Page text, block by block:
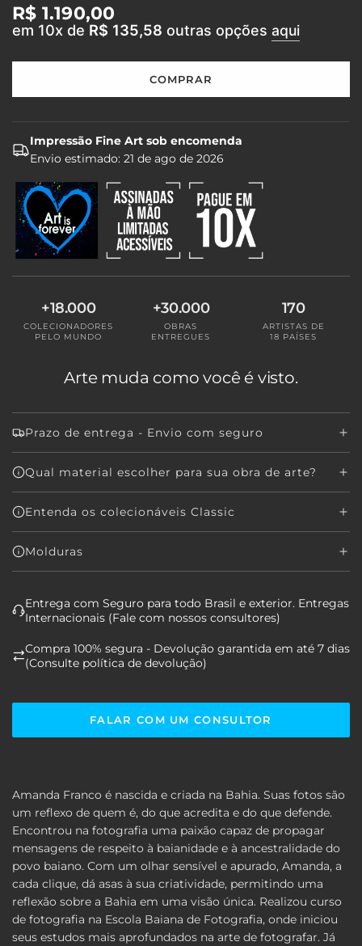
Preço
regular
R$ 1.190,00
em 10x de R$ 135,58 outras opções aqui
COMPRAR
C
E
G
A
.
Impressão Fine Art sob encomenda
Envio estimado: 21 de ago de 2026
+18.000
COLECIONADORES
PELO MUNDO
+30.000
OBRAS
ENTREGUES
170
ARTISTAS DE
18 PAÍSES
Arte muda como você é visto.
Prazo de entrega - Envio com seguro
Qual material escolher para sua obra de arte?
Entenda os colecionáveis Classic
Molduras
Entrega com Seguro para todo Brasil e exterior. Entregas
Internacionais (Fale com nossos consultores)
Compra 100% segura - Devolução garantida em até 7 dias
(Consulte política de devolução)
FALAR COM UM CONSULTOR
Amanda Franco é nascida e criada na Bahia. Suas fotos são
um reflexo de quem é, do que acredita e do que defende.
Encontrou na fotografia uma paixão capaz de propagar
mensagens de respeito à baianidade e à ancestralidade do
povo baiano. Com um olhar sensível e apurado, Amanda, a
cada clique, dá asas à sua criatividade, permitindo uma
reflexão sobre a Bahia em uma visão única. Realizou curso
de fotografia na Escola Baiana de Fotografia, onde iniciou
seus estudos mais aprofundados na arte de fotografar. Já